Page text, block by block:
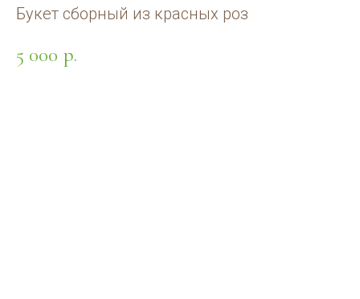
Букет сборный из красных роз
5 000 р.